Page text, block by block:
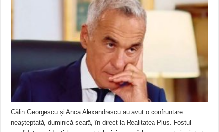
Călin Georgescu și Anca Alexandrescu au avut o confruntare
neașteptată, duminică seară, în direct la Realitatea Plus. Fostul